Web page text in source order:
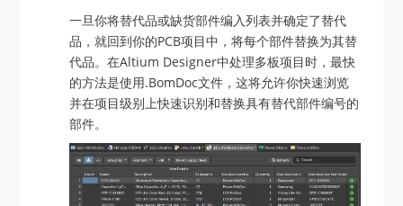
一旦你将替代品或缺货部件编入列表并确定了替代
品，就回到你的PCB项目中，将每个部件替换为其替
代品。在Altium Designer中处理多板项目时，最快
的方法是使用.BomDoc文件，这将允许你快速浏览
并在项目级别上快速识别和替换具有替代部件编号的
部件。